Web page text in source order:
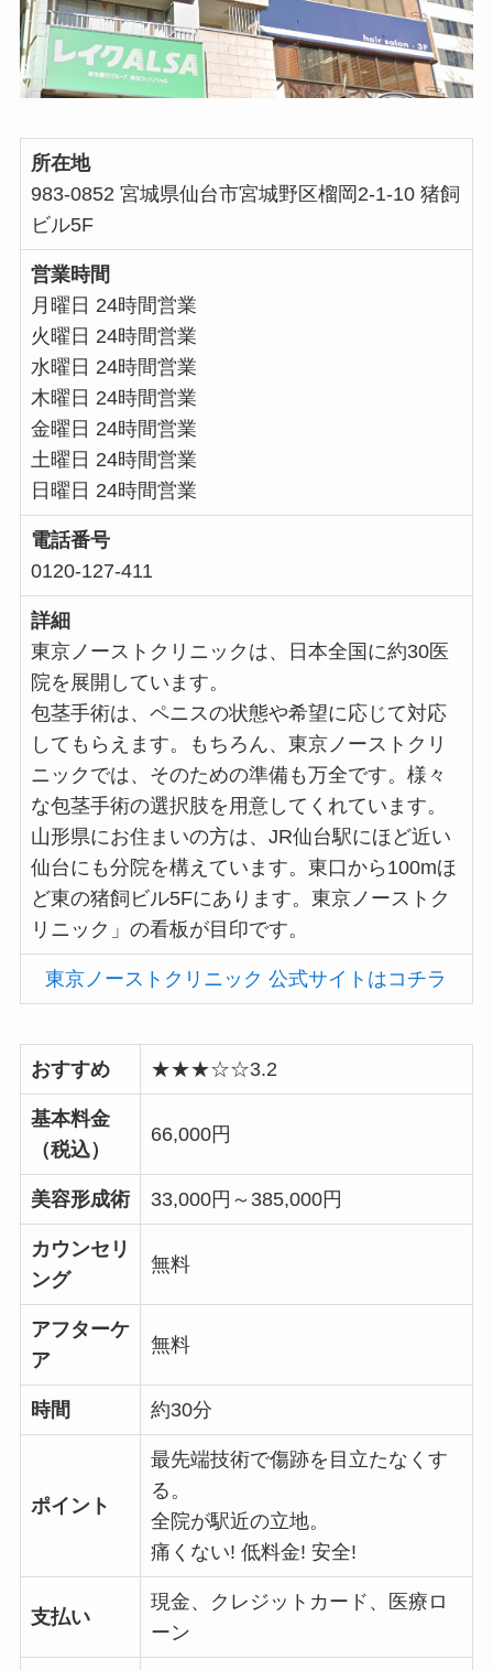
所在地
983-0852 宮城県仙台市宮城野区榴岡2-1-10 猪飼
ビル5F
営業時間
月曜日 24時間営業
火曜日 24時間営業
水曜日 24時間営業
木曜日 24時間営業
金曜日 24時間営業
土曜日 24時間営業
日曜日 24時間営業
電話番号
0120-127-411
詳細
東京ノーストクリニックは、日本全国に約30医
院を展開しています。
包茎手術は、ペニスの状態や希望に応じて対応
してもらえます。もちろん、東京ノーストクリ
ニックでは、そのための準備も万全です。様々
な包茎手術の選択肢を用意してくれています。
山形県にお住まいの方は、JR仙台駅にほど近い
仙台にも分院を構えています。東口から100mほ
ど東の猪飼ビル5Fにあります。東京ノーストク
リニック」の看板が目印です。
東京ノーストクリニック 公式サイトはコチラ
おすすめ ★★★☆☆3.2
基本料金
（税込）
66,000円
美容形成術 33,000円～385,000円
カウンセリ
ング
無料
アフターケ
ア
無料
時間 約30分
ポイント
最先端技術で傷跡を目立たなくす
る。
全院が駅近の立地。
痛くない! 低料金! 安全!
支払い
現金、クレジットカード、医療ロ
ーン